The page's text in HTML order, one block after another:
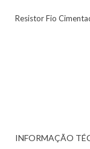
Resistor Fio
INFORMAÇÃO